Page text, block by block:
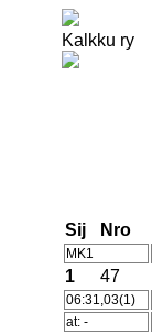
Kalkku ry
Sij Nro
MK1
1 47
06:31,03(1)
at: -